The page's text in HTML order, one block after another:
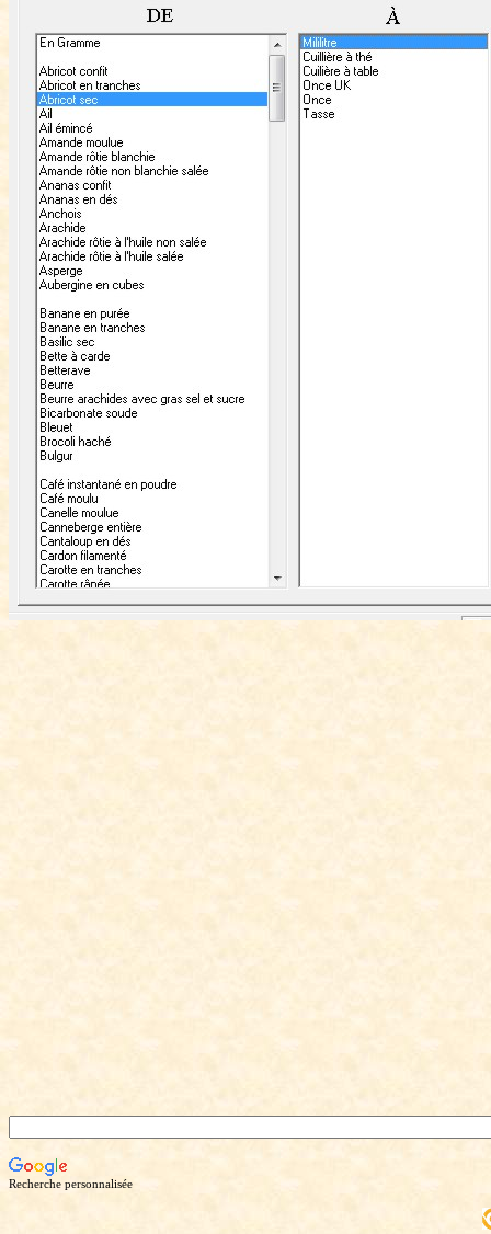
Recherche personnalisée